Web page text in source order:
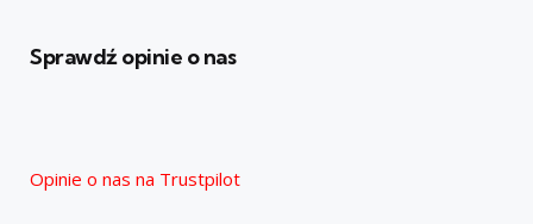
Sprawdź opinie o nas
Opinie o nas na Trustpilot